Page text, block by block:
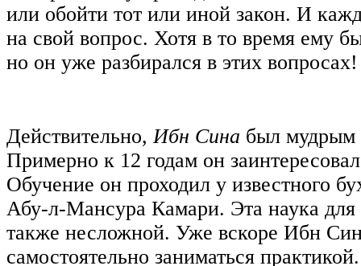
или обойти тот или иной закон. И
на свой вопрос. Хотя в то время ему
но он уже разбирался в этих вопросах!
Действительно,Ибн Сина был мудрым
Примерно к 12 годам он
Обучение он проходил у известного
Абу-л-Мансура Камари. Эта наука для
также несложной. Уже вскоре Ибн
самостоятельно заниматься